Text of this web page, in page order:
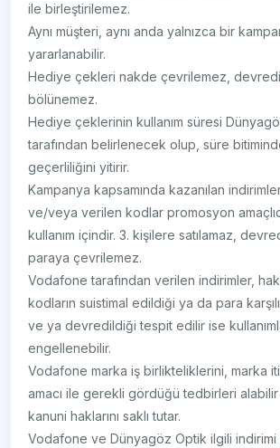
ile birleştirilemez.
Aynı müşteri, aynı anda yalnızca bir
yararlanabilir.
Hediye çekleri nakde çevrilemez,
bölünemez.
Hediye çeklerinin kullanım süresi
tarafından belirlenecek olup, süre
geçerliliğini yitirir.
Kampanya kapsamında kazanılan
ve/veya verilen kodlar promosyon
kullanım içindir. 3. kişilere satılamaz,
paraya çevrilemez.
Vodafone tarafından verilen indirimler,
kodların suistimal edildiği ya da para
ve ya devredildiği tespit edilir ise
engellenebilir.
Vodafone marka iş birlikteliklerini, marka
amacı ile gerekli gördüğü tedbirleri
kanuni haklarını saklı tutar.
Vodafone ve Dünyagöz Optik ilgili indirimi